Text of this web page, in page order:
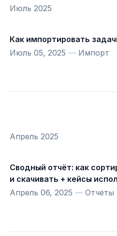
Июль 2025
Как импортировать
Июль 05, 2025 — Импорт
Апрель 2025
Сводный отчёт: как
и скачивать + кейсы
Апрель 06, 2025 — Отчеты